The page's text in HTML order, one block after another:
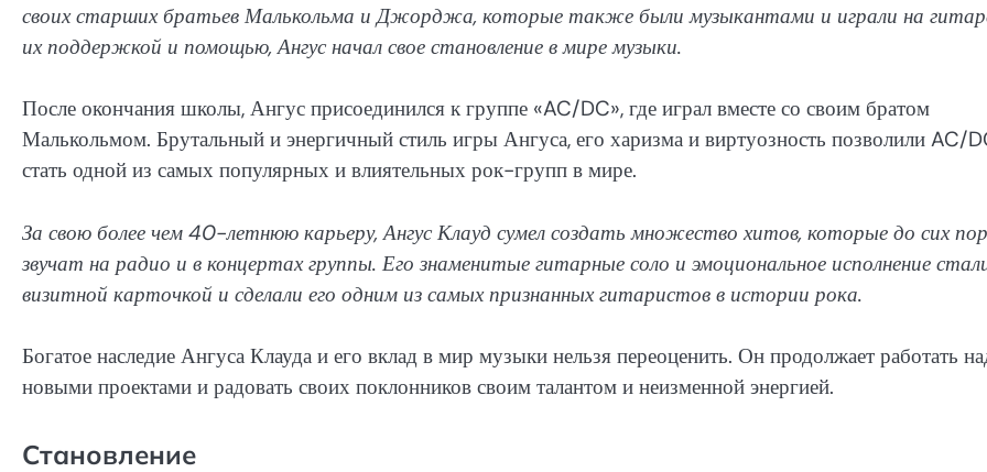
своих старших братьев Малькольма и Джорджа, которые также были музыкантами и играли на
их поддержкой и помощью, Ангус начал свое становление в мире музыки.
После окончания школы, Ангус присоединился к группе «AC/DC», где играл вместе со своим братом
Малькольмом. Брутальный и энергичный стиль игры Ангуса, его харизма и виртуозность позволили AC/
стать одной из самых популярных и влиятельных рок-групп в мире.
За свою более чем 40-летнюю карьеру, Ангус Клауд сумел создать множество хитов, которые до сих пор
звучат на радио и в концертах группы. Его знаменитые гитарные соло и эмоциональное исполнение
визитной карточкой и сделали его одним из самых признанных гитаристов в истории рока.
Богатое наследие Ангуса Клауда и его вклад в мир музыки нельзя переоценить. Он продолжает работать
новыми проектами и радовать своих поклонников своим талантом и неизменной энергией.
Становление